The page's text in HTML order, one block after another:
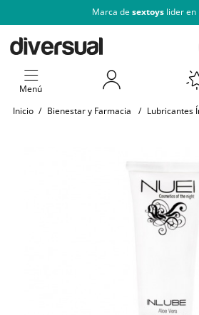
Marca de sextoys lider en
Menú
Inicio / Bienestar y Farmacia / Lubricantes